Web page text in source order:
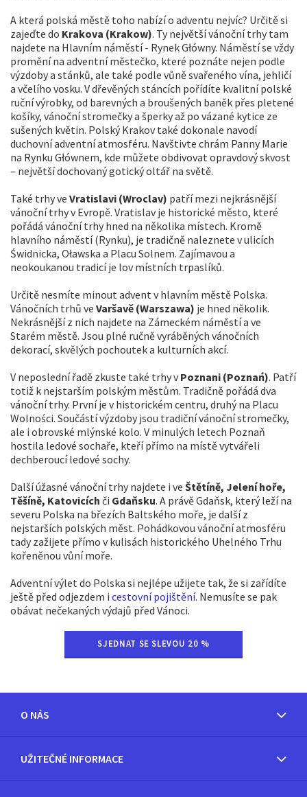
A která polská městě toho nabízí o adventu nejvíc? Určitě si
zajeďte do Krakova (Krakow). Ty největší vánoční trhy tam
najdete na Hlavním náměstí - Rynek Główny. Náměstí se vždy
promění na adventní městečko, které poznáte nejen podle
výzdoby a stánků, ale také podle vůně svařeného vína, jehličí
a včelího vosku. V dřevěných stáncích pořídíte kvalitní polské
ruční výrobky, od barevných a broušených baněk přes pletené
košíky, vánoční stromečky a šperky až po vázané kytice ze
sušených květin. Polský Krakov také dokonale navodí
duchovní adventní atmosféru. Navštivte chrám Panny Marie
na Rynku Głównem, kde můžete obdivovat opravdový skvost
– největší dochovaný gotický oltář na světě.
Také trhy ve Vratislavi (Wroclav) patří mezi nejkrásnější
vánoční trhy v Evropě. Vratislav je historické město, které
pořádá vánoční trhy hned na několika místech. Kromě
hlavního náměstí (Rynku), je tradičně naleznete v ulicích
Świdnicka, Oławska a Placu Solnem. Zajímavou a
neokoukanou tradicí je lov místních trpaslíků.
Určitě nesmíte minout advent v hlavním městě Polska.
Vánočních trhů ve Varšavě (Warszawa) je hned několik.
Nekrásnější z nich najdete na Zámeckém náměstí a ve
Starém městě. Jsou plné ručně vyráběných vánočních
dekorací, skvělých pochoutek a kulturních akcí.
V neposlední řadě zkuste také trhy vPoznani (Poznań). Patří
totiž k nejstarším polským městům. Tradičně pořádá dva
vánoční trhy. První je v historickém centru, druhý na Placu
Wolności. Součástí výzdoby jsou tradiční vánoční stromečky,
ale i obrovské mlýnské kolo. V minulých letech Poznaň
hostila ledové sochaře, kteří přímo na místě vytvářeli
dechberoucí ledové sochy.
Další úžasné vánoční trhy najdete i ve Štětíně, Jelení hoře,
Těšíně, Katovicích či Gdaňsku. A právě Gdaňsk, který leží na
severu Polska na březích Baltského moře, je další z
nejstarších polských měst. Pohádkovou vánoční atmosféru
tady zažijete přímo v kulisách historického Uhelného Trhu
kořeněnou vůní moře.
Adventní výlet do Polska si nejlépe užijete tak, že si zařídíte
ještě před odjezdem i cestovní pojištění. Nemusíte se pak
obávat nečekaných výdajů před Vánoci.
SJEDNAT SE SLEVOU 20 %
O NÁS
UŽITEČNÉ INFORMACE